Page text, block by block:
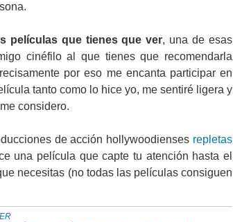
películas que tienes que ver, una de esas
cinéfilo al que tienes que recomendarla
por eso me encanta participar en
tanto como lo hice yo, me sentiré ligera y
considero.
de acción hollywoodienses repletas
una película que capte tu atención hasta el
necesitas (no todas las películas consiguen